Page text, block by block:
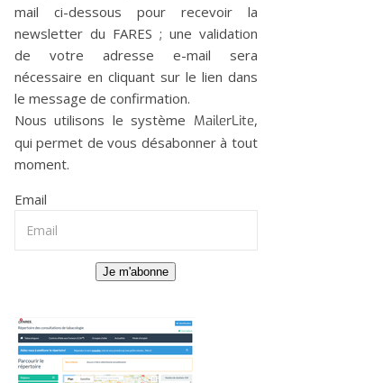
mail ci-dessous pour recevoir la
newsletter du FARES ; une validation
de votre adresse e-mail sera
nécessaire en cliquant sur le lien dans
le message de confirmation.
Nous utilisons le système MailerLite,
qui permet de vous désabonner à tout
moment.
Email
Je m'abonne